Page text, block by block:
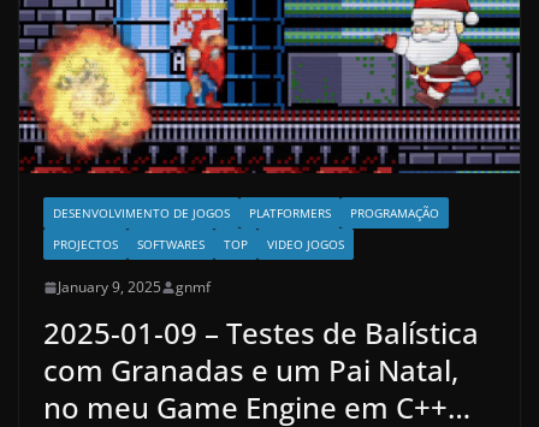
DESENVOLVIMENTO DE JOGOS PLATFORMERS
PROGRAMAÇÃO
PROJECTOS
SOFTWARES TOP VIDEO JOGOS
January 9, 2025 gnmf
2025-01-09 – Testes de Balística
com Granadas e um Pai Natal,
no meu Game Engine em C++…